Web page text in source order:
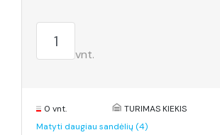
vnt.
0 vnt.
TURIMAS KIEKIS
Matyti daugiau sandėlių (4)